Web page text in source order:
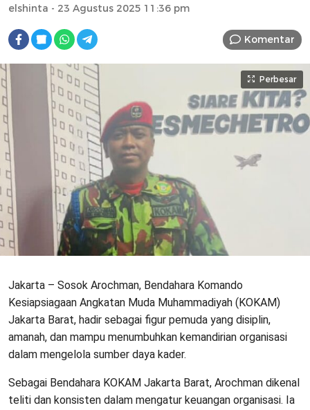
elshinta - 23 Agustus 2025 11:36 pm
Komentar
Perbesar
Jakarta – Sosok Arochman, Bendahara Komando
Kesiapsiagaan Angkatan Muda Muhammadiyah (KOKAM)
Jakarta Barat, hadir sebagai figur pemuda yang disiplin,
amanah, dan mampu menumbuhkan kemandirian organisasi
dalam mengelola sumber daya kader.
Sebagai Bendahara KOKAM Jakarta Barat, Arochman dikenal
teliti dan konsisten dalam mengatur keuangan organisasi. Ia